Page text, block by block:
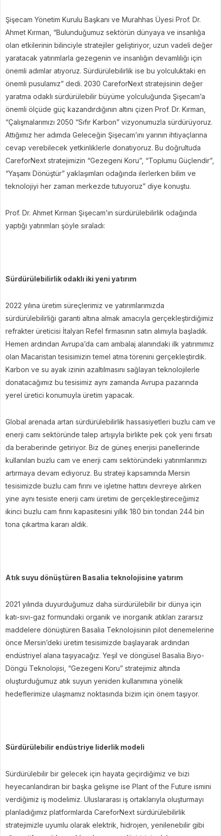
Şişecam Yönetim Kurulu Başkanı ve Murahhas Üyesi Prof. Dr.
Ahmet Kırman, “Bulunduğumuz sektörün dünyaya ve insanlığa
olan etkilerinin bilinciyle stratejiler geliştiriyor, uzun vadeli değer
yaratacak yatırımlarla gezegenin ve insanlığın devamlılığı için
önemli adımlar atıyoruz. Sürdürülebilirlik ise bu yolculuktaki en
önemli pusulamız” dedi. 2030 CareforNext stratejisinin değer
yaratma odaklı sürdürülebilir büyüme yolculuğunda Şişecam’a
önemli ölçüde güç kazandırdığının altını çizen Prof. Dr. Kırman,
“Çalışmalarımızı 2050 “Sıfır Karbon” vizyonumuzla sürdürüyoruz.
Attığımız her adımda Geleceğin Şişecam’ını yarının ihtiyaçlarına
cevap verebilecek yetkinliklerle donatıyoruz. Bu doğrultuda
CareforNext stratejimizin “Gezegeni Koru”, “Toplumu Güçlendir”,
“Yaşamı Dönüştür” yaklaşımları odağında ilerlerken bilim ve
teknolojiyi her zaman merkezde tutuyoruz” diye konuştu.
Prof. Dr. Ahmet Kırman Şişecam’ın sürdürülebilirlik odağında
yaptığı yatırımları şöyle sıraladı:
Sürdürülebilirlik odaklı iki yeni yatırım
2022 yılına üretim süreçlerimiz ve yatırımlarımızda
sürdürülebilirliği garanti altına almak amacıyla gerçekleştirdiğimiz
refrakter üreticisi İtalyan Refel firmasının satın alımıyla başladık.
Hemen ardından Avrupa’da cam ambalaj alanındaki ilk yatırımımız
olan Macaristan tesisimizin temel atma törenini gerçekleştirdik.
Karbon ve su ayak izinin azaltılmasını sağlayan teknolojilerle
donatacağımız bu tesisimiz aynı zamanda Avrupa pazarında
yerel üretici konumuyla üretim yapacak.
Global arenada artan sürdürülebilirlik hassasiyetleri buzlu cam ve
enerji camı sektöründe talep artışıyla birlikte pek çok yeni fırsatı
da beraberinde getiriyor. Biz de güneş enerjisi panellerinde
kullanılan buzlu cam ve enerji camı sektöründeki yatırımlarımızı
artırmaya devam ediyoruz. Bu strateji kapsamında Mersin
tesisimizde buzlu cam fırını ve işletme hattını devreye alırken
yine aynı tesiste enerji camı üretimi de gerçekleştireceğimiz
ikinci buzlu cam fırını kapasitesini yıllık 180 bin tondan 244 bin
tona çıkartma kararı aldık.
Atık suyu dönüştüren Basalia teknolojisine yatırım
2021 yılında duyurduğumuz daha sürdürülebilir bir dünya için
katı-sıvı-gaz formundaki organik ve inorganik atıkları zararsız
maddelere dönüştüren Basalia Teknolojisinin pilot denemelerine
önce Mersin’deki üretim tesisimizde başlayarak ardından
endüstriyel alana taşıyacağız. Yeşil ve döngüsel Basalia Biyo-
Döngü Teknolojisi, “Gezegeni Koru” stratejimiz altında
oluşturduğumuz atık suyun yeniden kullanımına yönelik
hedeflerimize ulaşmamız noktasında bizim için önem taşıyor.
Sürdürülebilir endüstriye liderlik modeli
Sürdürülebilir bir gelecek için hayata geçirdiğimiz ve bizi
heyecanlandıran bir başka gelişme ise Plant of the Future ismini
verdiğimiz iş modelimiz. Uluslararası iş ortaklarıyla oluşturmayı
planladığımız platformlarda CareforNext sürdürülebilirlik
stratejimizle uyumlu olarak elektrik, hidrojen, yenilenebilir gibi